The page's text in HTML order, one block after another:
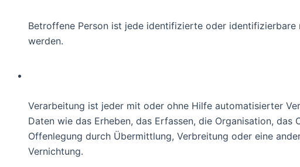
Betroffene Person ist jede identifizierte oder
werden.
Verarbeitung ist jeder mit oder ohne Hilfe automatisierter
Daten wie das Erheben, das Erfassen, die Organisation,
Offenlegung durch Übermittlung, Verbreitung oder eine
Vernichtung.